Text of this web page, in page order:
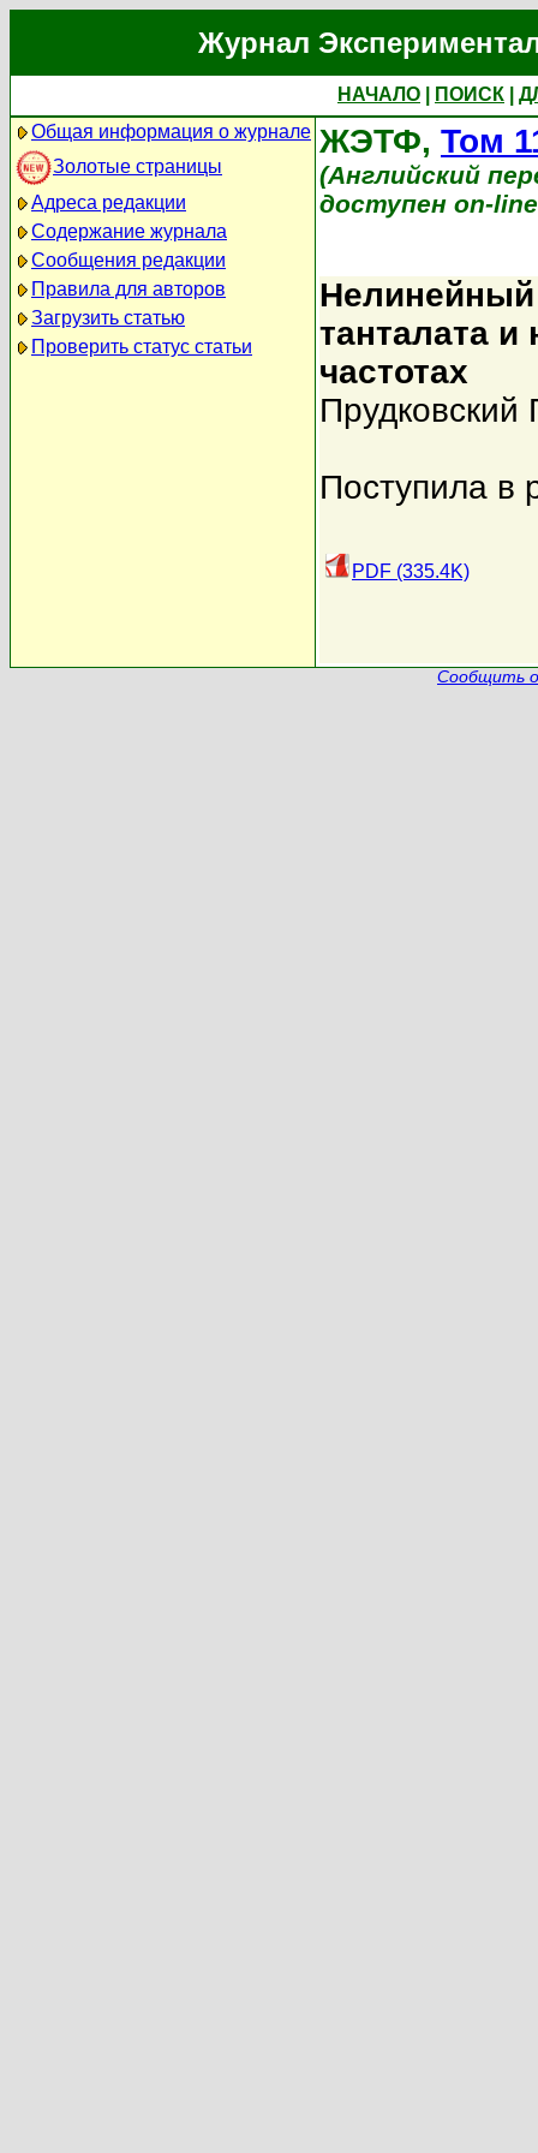
Журнал
НАЧАЛО ПОИСК
Общая информация о журнале
Золотые страницы
Адреса редакции
Содержание журнала
Сообщения редакции
Правила для авторов
Загрузить статью
Проверить статус статьи
ЖЭТФ, Том
(Английский
доступен on-
танталата и
частотах
Прудковский
Поступила в
PDF (335.4K)
Сообщить о